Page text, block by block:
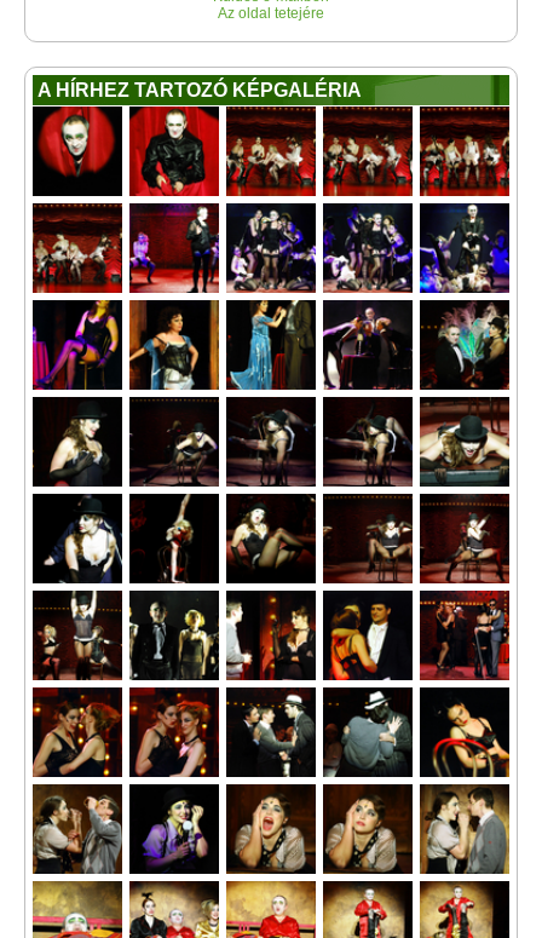
Az oldal tetejére
A HÍRHEZ TARTOZÓ KÉPGALÉRIA